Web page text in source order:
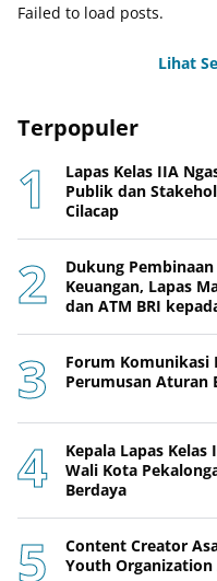
Failed to load posts.
Lihat
Terpopuler
Lapas Kelas IIA
Publik dan
Cilacap
Dukung
Keuangan, Lapas
dan ATM BRI
Forum Komunikasi
Perumusan Aturan
Kepala Lapas
Wali Kota
Berdaya
Content Creator
Youth Organization